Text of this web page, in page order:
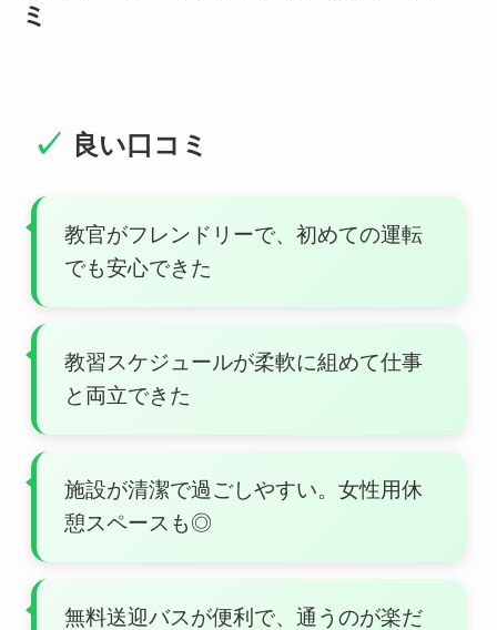
ミ
良い口コミ
教官がフレンドリーで、初めての運転
でも安心できた
教習スケジュールが柔軟に組めて仕事
と両立できた
施設が清潔で過ごしやすい。女性用休
憩スペースも◎
無料送迎バスが便利で、通うのが楽だ